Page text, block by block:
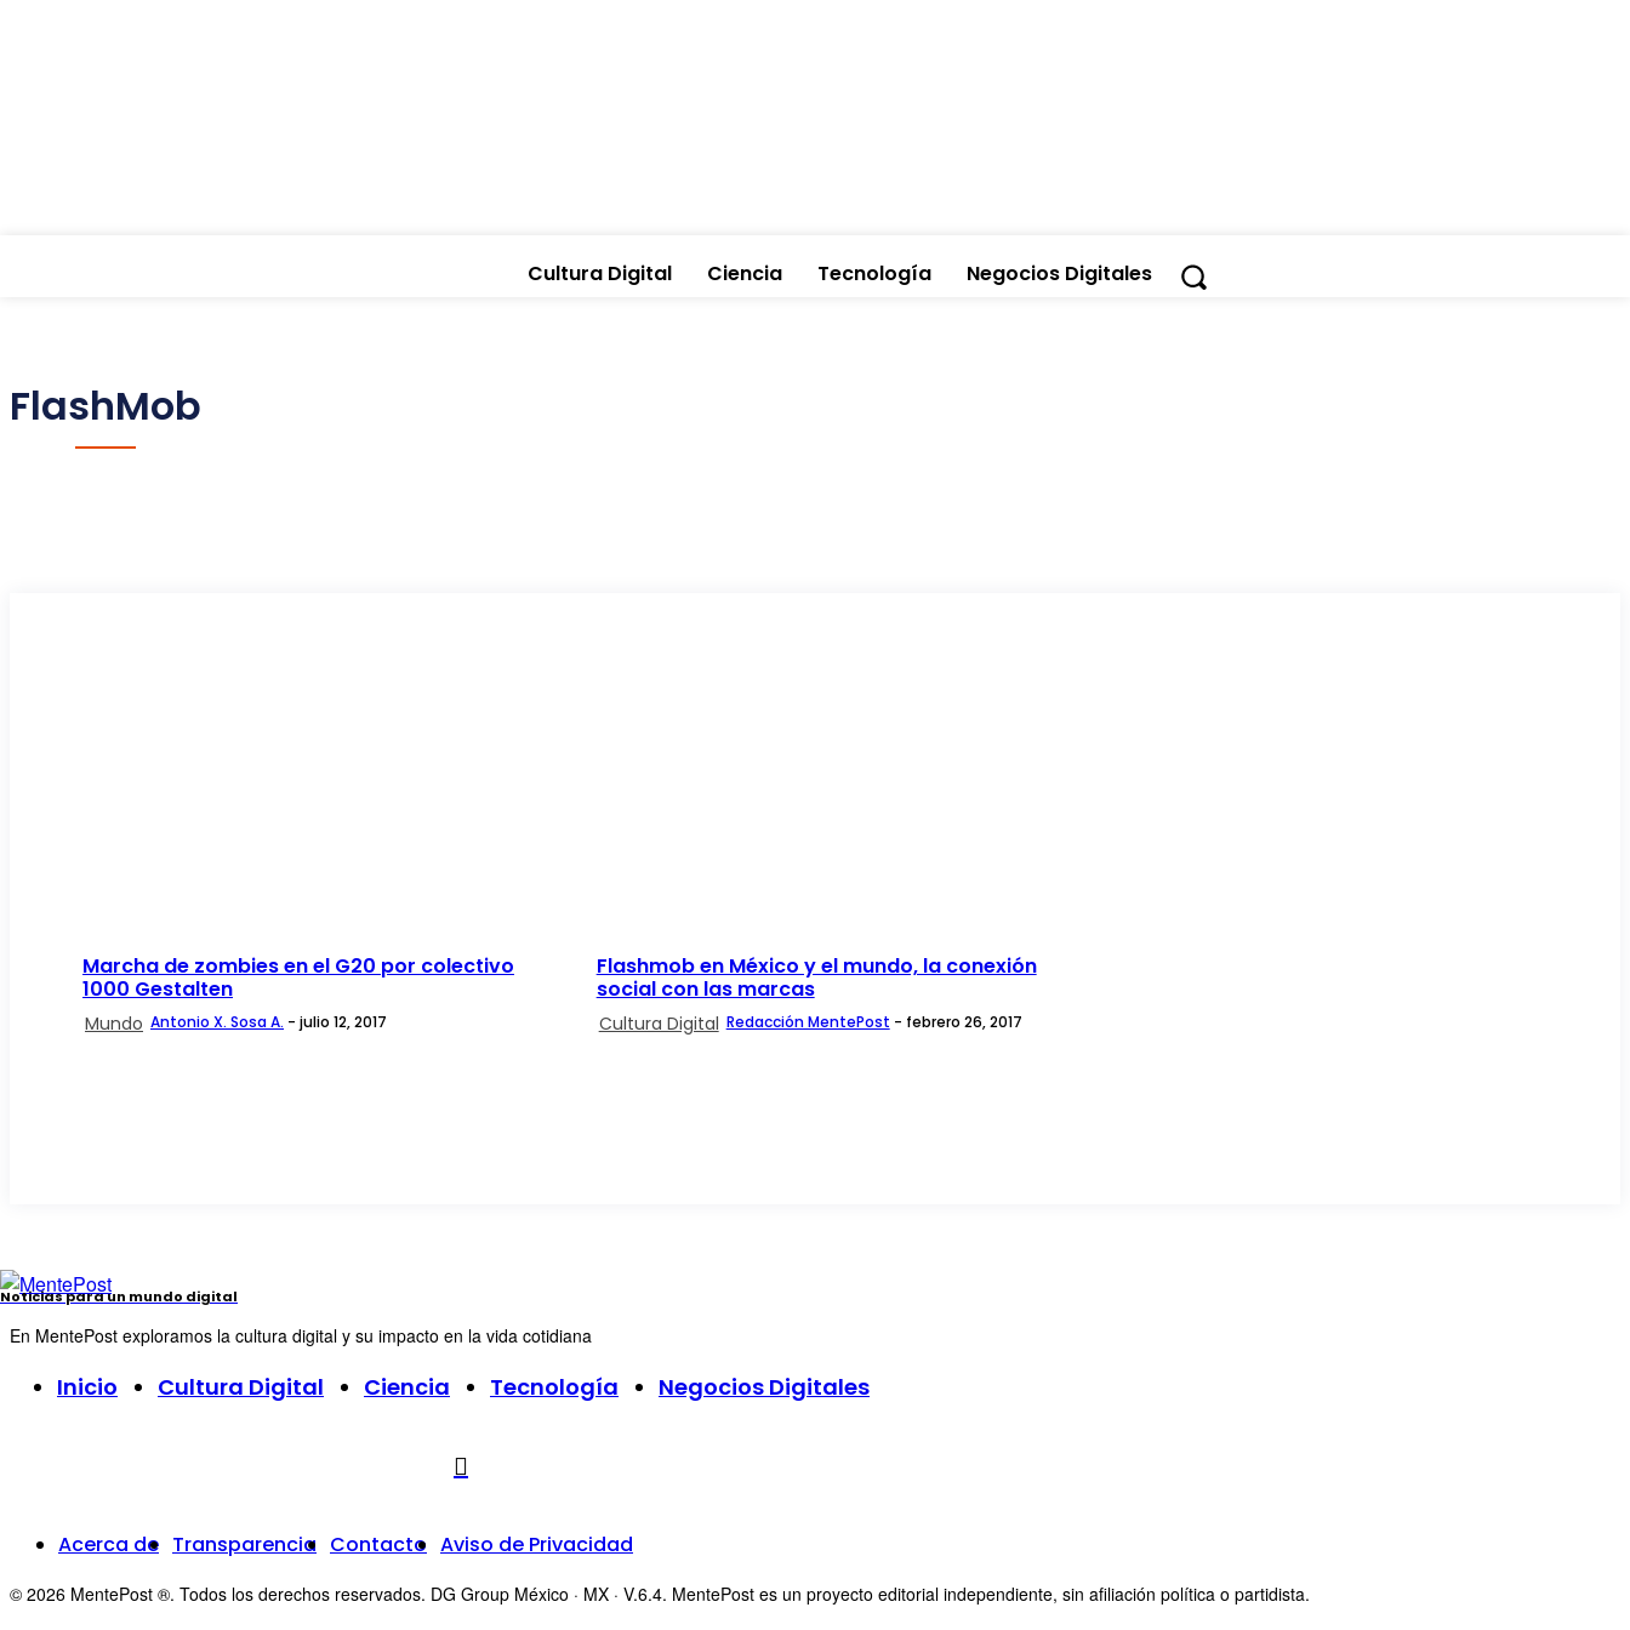
Cultura Digital Ciencia Tecnología Negocios Digitales
FlashMob
Marcha de zombies en el G20 por colectivo
1000 Gestalten
Mundo Antonio X. Sosa A. - julio 12, 2017
Flashmob en México y el mundo, la conexión
social con las marcas
Cultura Digital Redacción MentePost - febrero 26, 2017
Noticias para un mundo digital
En MentePost exploramos la cultura digital y su impacto en la vida cotidiana
Inicio Cultura Digital Ciencia Tecnología Negocios Digitales
Acerca de Transparencia Contacto Aviso de Privacidad
© 2026 MentePost ®. Todos los derechos reservados. DG Group México · MX · V.6.4. MentePost es un proyecto editorial independiente, sin afiliación política o partidista.